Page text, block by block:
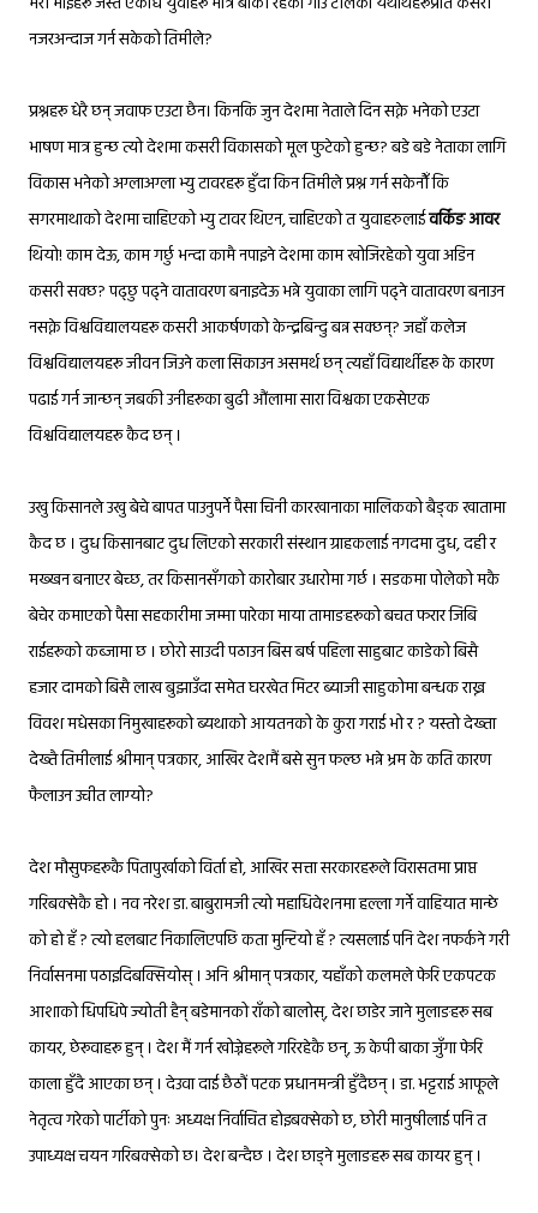
नजरअन्दाज गर्न सकेको तिमीले?
प्रश्नहरू धेरै छन् जवाफ एउटा छैन। किनकि जुन देशमा नेताले दिन सक्ने भनेको एउटा
भाषण मात्र हुन्छ त्यो देशमा कसरी विकासको मूल फुटेको हुन्छ? बडे बडे नेताका लागि
विकास भनेको अग्लाअग्ला भ्यु टावरहरू हुँदा किन तिमीले प्रश्न गर्न सकेनौँ कि
सगरमाथाको देशमा चाहिएको भ्यु टावर थिएन, चाहिएको त युवाहरुलाईवर्किङ आवर
थियो! काम देऊ, काम गर्छु भन्दा कामै नपाइने देशमा काम खोजिरहेको युवा अडिन
कसरी सक्छ? पढ्छु पढ्ने वातावरण बनाइदेऊ भन्ने युवाका लागि पढ्ने वातावरण बनाउन
नसक्ने विश्वविद्यालयहरू कसरी आकर्षणको केन्द्रबिन्दु बन्न सक्छन्? जहाँ कलेज
विश्वविद्यालयहरू जीवन जिउने कला सिकाउन असमर्थ छन् त्यहाँ विद्यार्थीहरू के कारण
पढाई गर्न जान्छन् जबकी उनीहरूका बुढी औंलामा सारा विश्वका एकसेएक
विश्वविद्यालयहरू कैद छन् ।
उखु किसानले उखु बेचे बापत पाउनुपर्ने पैसा चिनी कारखानाका मालिकको बैङ्क खातामा
कैद छ । दुध किसानबाट दुध लिएको सरकारी संस्थान ग्राहकलाई नगदमा दुध, दही र
मख्खन बनाएर बेच्छ, तर किसानसँगको कारोबार उधारोमा गर्छ । सडकमा पोलेको मकै
बेचेर कमाएको पैसा सहकारीमा जम्मा पारेका माया तामाङहरूको बचत फरार जिबि
राईहरूको कब्जामा छ । छोरो साउदी पठाउन बिस बर्ष पहिला साहुबाट काडेको बिसै
हजार दामको बिसै लाख बुझाउँदा समेत घरखेत मिटर ब्याजी साहुकोमा बन्धक राख्न
विवश मधेसका निमुखाहरूको ब्यथाको आयतनको के कुरा गराई भो र ? यस्तो देख्ता
देख्तै तिमीलाई श्रीमान् पत्रकार, आखिर देशमैं बसे सुन फल्छ भन्ने भ्रम के कति कारण
फैलाउन उचीत लाग्यो?
देश मौसुफहरूकै पितापुर्खाको विर्ता हो, आखिर सत्ता सरकारहरूले विरासतमा प्राप्त
गरिबक्सेकै हो । नव नरेश डा. बाबुरामजी त्यो महाधिवेशनमा हल्ला गर्ने वाहियात मान्छे
को हो हँ ? त्यो हलबाट निकालिएपछि कता मुन्टियो हँ ? त्यसलाई पनि देश नफर्कने गरी
निर्वासनमा पठाइदिबक्सियोस् । अनि श्रीमान् पत्रकार, यहाँको कलमले फेरि एकपटक
आशाको धिपधिपे ज्योती हैन् बडेमानको राँको बालोस्, देश छाडेर जाने मुलाङहरू सब
कायर, छेरूवाहरू हुन् । देश मैं गर्न खोज्नेहरूले गरिरहेकै छन्, ऊ केपी बाका जुँगा फेरि
काला हुँदै आएका छन् । देउवा दाई छैठौं पटक प्रधानमन्त्री हुँदैछन् । डा. भट्टराई आफूले
नेतृत्व गरेको पार्टीको पुनः अध्यक्ष निर्वाचित होइबक्सेको छ, छोरी मानुषीलाई पनि त
उपाध्यक्ष चयन गरिबक्सेको छ। देश बन्दैछ । देश छाड्ने मुलाङहरू सब कायर हुन् ।